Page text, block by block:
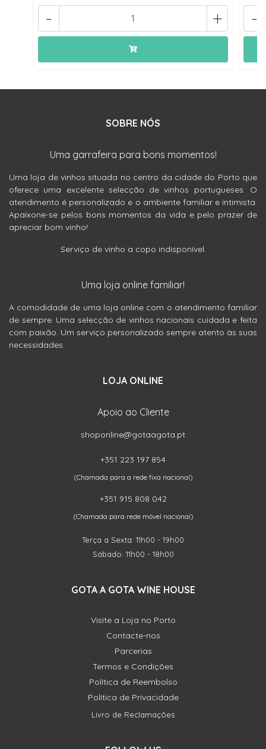
+
- -
SOBRE NÓS
Uma garrafeira para bons momentos!
Uma loja de vinhos situada no centro da cidade do Porto que
oferece uma excelente selecção de vinhos portugueses. O
atendimento é personalizado e o ambiente familiar e intimista.
Apaixone-se pelos bons momentos da vida e pelo prazer de
apreciar bom vinho!
Serviço de vinho a copo indisponível.
Uma loja online familiar!
A comodidade de uma loja online com o atendimento familiar
de sempre. Uma selecção de vinhos nacionais cuidada e feita
com paixão. Um serviço personalizado sempre atento às suas
necessidades.
LOJA ONLINE
Apoio ao Cliente
shoponline@gotaagota.pt
+351 223 197 854
(Chamada para a rede fixa nacional)
+351 915 808 042
(Chamada para rede móvel nacional)
Terça a Sexta: 11h00 - 19h00
Sábado: 11h00 - 18h00
GOTA A GOTA WINE HOUSE
Visite a Loja no Porto
Contacte-nos
Parcerias
Termos e Condições
Política de Reembolso
Política de Privacidade
Livro de Reclamações